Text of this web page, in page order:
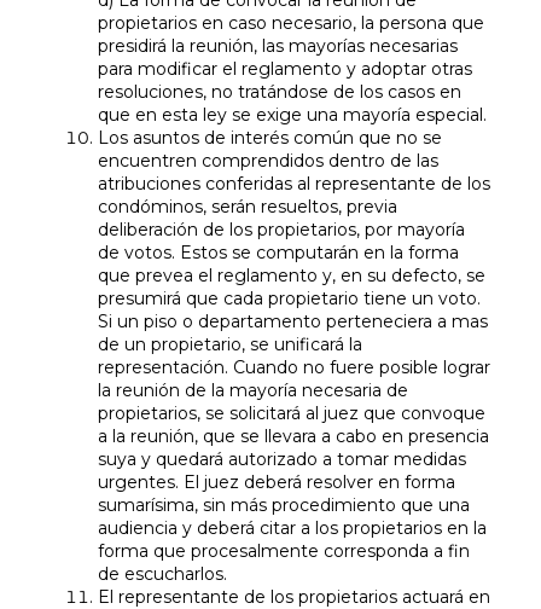
propietarios en caso necesario, la persona que
presidirá la reunión, las mayorías necesarias
para modificar el reglamento y adoptar otras
resoluciones, no tratándose de los casos en
que en esta ley se exige una mayoría especial.
Los asuntos de interés común que no se
encuentren comprendidos dentro de las
atribuciones conferidas al representante de los
condóminos, serán resueltos, previa
deliberación de los propietarios, por mayoría
de votos. Estos se computarán en la forma
que prevea el reglamento y, en su defecto, se
presumirá que cada propietario tiene un voto.
Si un piso o departamento perteneciera a mas
de un propietario, se unificará la
representación. Cuando no fuere posible lograr
la reunión de la mayoría necesaria de
propietarios, se solicitará al juez que convoque
a la reunión, que se llevara a cabo en presencia
suya y quedará autorizado a tomar medidas
urgentes. El juez deberá resolver en forma
sumarísima, sin más procedimiento que una
audiencia y deberá citar a los propietarios en la
forma que procesalmente corresponda a fin
de escucharlos.
El representante de los propietarios actuará en